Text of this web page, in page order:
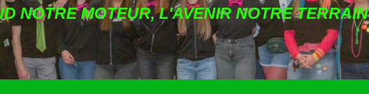
NOTRE MOTEUR, L'AVENIR NOTRE TERRAIN